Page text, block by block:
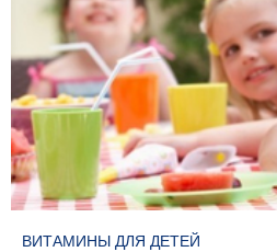
ВИТАМИНЫ ДЛЯ ДЕТЕЙ